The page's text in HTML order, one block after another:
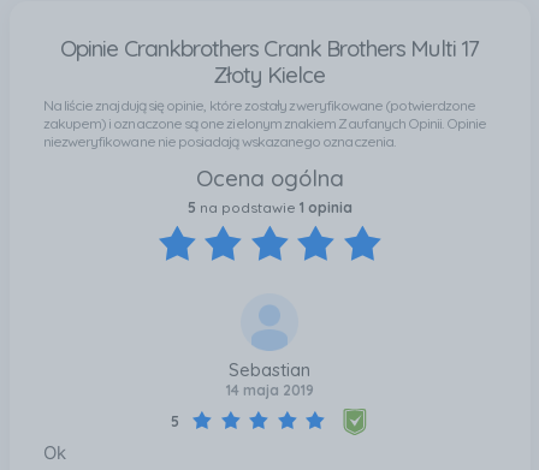
także w rękawiczkach lub wilgotnych dłoniach.
Kompaktowe wymiary umożliwiają wygodne
przenoszenie narzędzia w torbie podsiodłowej,
plecaku lub kieszeni koszulki. Crankbrothers M17
Gold to idealne narzędzie dla rowerzystów MTB,
gravelowych, szosowych i miejskich, którzy
potrzebują wszechstronności, trwałości i
eleganckiego wykończenia w jednym. Korpus ze stali
i precyzyjnie dopasowane narzędzia czynią go nie
rowerowego ekwipunku. Niezastąpiony na co dzień i
podczas długich wypraw.
Opinie Crankbrothers Crank Brothers Multi 17
Złoty Kielce
Na liście znajdują się opinie, które zostały zweryfikowane (potwierdzone
zakupem) i oznaczone są one zielonym znakiem Zaufanych Opinii. Opinie
niezweryfikowane nie posiadają wskazanego oznaczenia.
Ocena ogólna
5 na podstawie 1 opinia
Sebastian
14 maja 2019
5
Ok